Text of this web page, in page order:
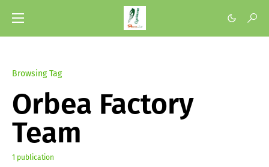
Browsing Tag
Orbea Factory
Team
1 publication